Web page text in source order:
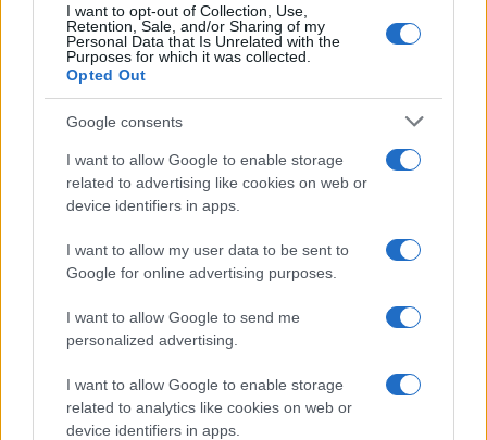
I want to opt-out of Collection, Use,
Retention, Sale, and/or Sharing of my
Personal Data that Is Unrelated with the
Purposes for which it was collected.
Opted Out
Google consents
I want to allow Google to enable storage
related to advertising like cookies on web or
device identifiers in apps.
I want to allow my user data to be sent to
Google for online advertising purposes.
I want to allow Google to send me
personalized advertising.
I want to allow Google to enable storage
related to analytics like cookies on web or
device identifiers in apps.
contrario. L’allegra compagnia di comunisti rossi e
verdi si spinge addirittura oltre, arrivando
finanche allacelebrazione delle eroiche gesta
del martire Lucano, nei confronti del quale,
concluso malamente il processo giudiziario,
sembrerebbe già essere scattato un singolare
processo di beatificazione in vita. Ad officiare le
solenni celebrazioni in onore di
ci sta pensando direttamente lei, la
sacerdotessa dei neo-marxisti in salsa green, la
pluricondannata Ilaria Salis(e d’altronde, chi
meglio di lei). La pupilla di
dichiarandosi “felice” per le sorti del compagno
Mimmo, si è spinta fino ad osannare il discutibile